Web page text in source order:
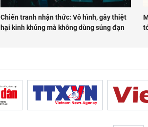
Chiến tranh nhận thức: Vô hình, gây thiệt
hại kinh khủng mà không dùng súng đạn